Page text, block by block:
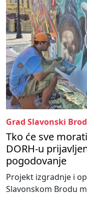
Grad Slavonski Brod
Tko će sve
DORH-u
pogodovanje
Projekt izgradnje i
Slavonskom Brodu